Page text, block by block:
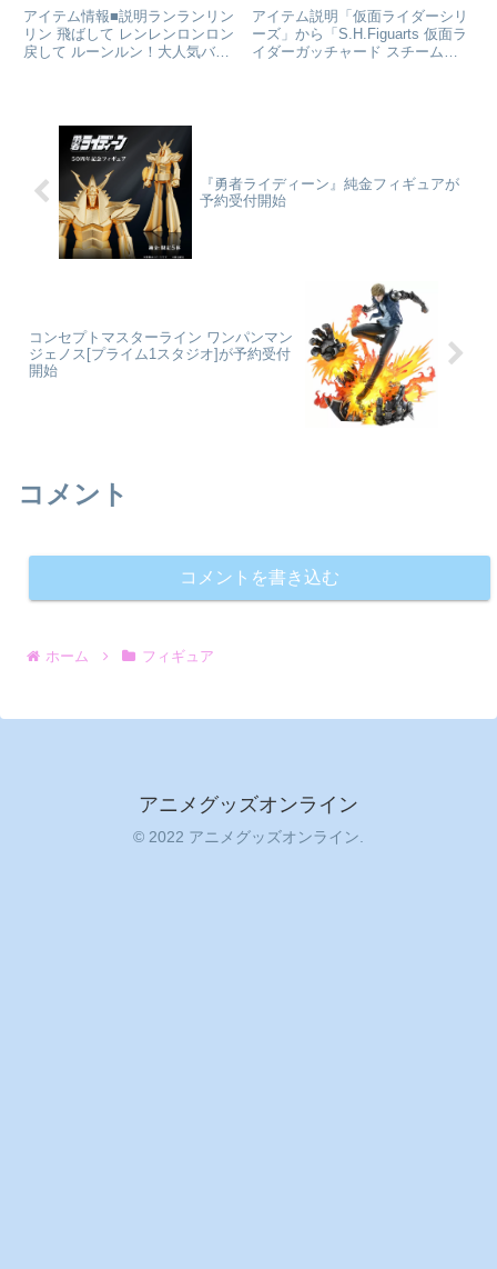
アイテム情報■説明ランランリン
リン 飛ばして レンレンロンロン
戻して ルーンルン！大人気バー
ねんどろいどになって登場で
す！・表情パーツ：「笑顔」
イダーガッチャード』
[BANDAI SPIRITS]が予約
受付開始
アイテム説明「仮面ライダーシリ
ーズ」から「S.H.Figuarts 仮面ラ
イダーガッチャード スチームホ
『勇者ライディーン』​純金フィギュアが
予約受付開始
コンセプトマスターライン ワンパンマン
ジェノス[プライム1スタジオ]が予約受付
開始
コメント
コメントを書き込む
ホーム フィギュア
アニメグッズオンライン
© 2022 アニメグッズオンライン.